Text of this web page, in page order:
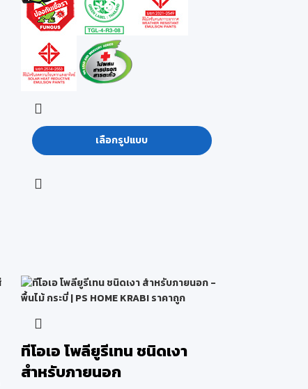
เลือกรูปแบบ
ทีโอเอ โพลียูรีเทน ชนิดเงา
สำหรับภายนอก